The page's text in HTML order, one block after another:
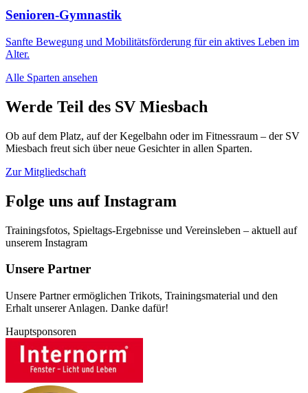
Senioren-Gymnastik
Sanfte Bewegung und Mobilitätsförderung für ein aktives Leben im
Alter.
Alle Sparten ansehen
Werde Teil des SV Miesbach
Ob auf dem Platz, auf der Kegelbahn oder im Fitnessraum – der SV
Miesbach freut sich über neue Gesichter in allen Sparten.
Zur Mitgliedschaft
Folge uns auf Instagram
Trainingsfotos, Spieltags-Ergebnisse und Vereinsleben – aktuell auf
unserem Instagram
Unsere Partner
Unsere Partner ermöglichen Trikots, Trainingsmaterial und den
Erhalt unserer Anlagen. Danke dafür!
Hauptsponsoren